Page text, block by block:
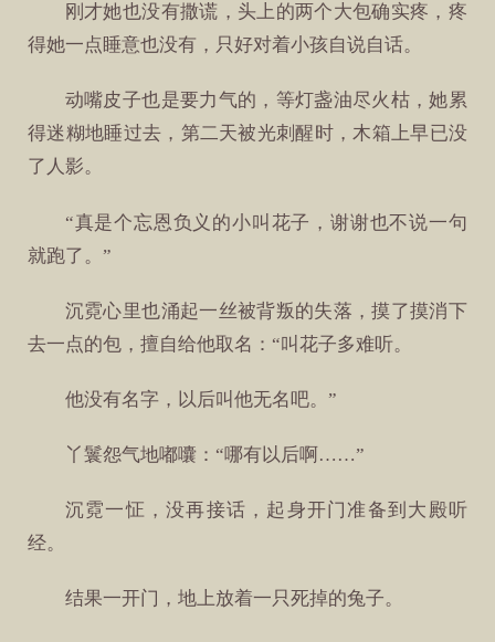
刚才她也没有撒谎，头上的两个大包确实疼，疼
得她一点睡意也没有，只好对着小孩自说自话。
动嘴皮子也是要力气的，等灯盏油尽火枯，她累
得迷糊地睡过去，第二天被光刺醒时，木箱上早已没
了人影。
“真是个忘恩负义的小叫花子，谢谢也不说一句
就跑了。”
沉霓心里也涌起一丝被背叛的失落，摸了摸消下
去一点的包，擅自给他取名：“叫花子多难听。
他没有名字，以后叫他无名吧。”
丫鬟怨气地嘟囔：“哪有以后啊……”
沉霓一怔，没再接话，起身开门准备到大殿听
经。
结果一开门，地上放着一只死掉的兔子。